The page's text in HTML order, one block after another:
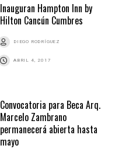
Inauguran Hampton Inn by
Hilton Cancún Cumbres
DIEGO RODRÍGUEZ
ABRIL 4, 2017
Convocatoria para Beca Arq.
Marcelo Zambrano
permanecerá abierta hasta
mayo